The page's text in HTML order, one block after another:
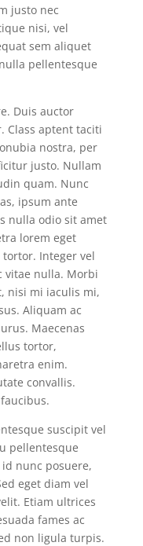
justo nec
nisi, vel
sem aliquet
pellentesque
Duis auctor
Class aptent taciti
nostra, per
justo. Nullam
quam. Nunc
ipsum ante
nulla odio sit amet
lorem eget
Integer vel
vitae nulla. Morbi
nisi mi iaculis mi,
Aliquam ac
Maecenas
tortor,
enim.
convallis.
suscipit vel
pellentesque
nunc posuere,
eget diam vel
Etiam ultrices
fames ac
non ligula turpis.